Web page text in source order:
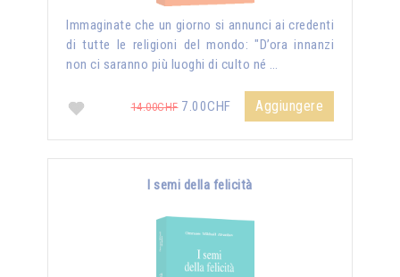
Immaginate che un giorno si annunci ai credenti
di tutte le religioni del mondo: "D’ora innanzi
non ci saranno più luoghi di culto né …
14.00CHF7.00CHF Aggiungere
I semi della felicità